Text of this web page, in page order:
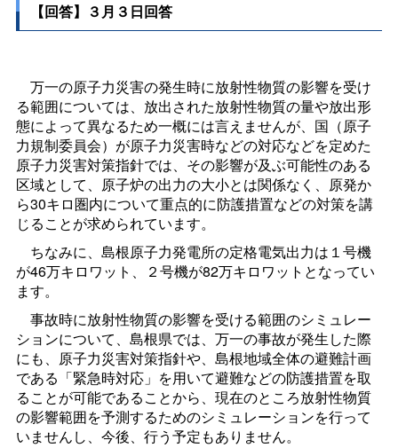
【回答】３月３日回答
万一の原子力災害の発生時に放射性物質の影響を受け
る範囲については、放出された放射性物質の量や放出形
態によって異なるため一概には言えませんが、国（原子
力規制委員会）が原子力災害時などの対応などを定めた
原子力災害対策指針では、その影響が及ぶ可能性のある
区域として、原子炉の出力の大小とは関係なく、原発か
ら30キロ圏内について重点的に防護措置などの対策を講
じることが求められています。
ちなみに、島根原子力発電所の定格電気出力は１号機
が46万キロワット、２号機が82万キロワットとなってい
ます。
事故時に放射性物質の影響を受ける範囲のシミュレー
ションについて、島根県では、万一の事故が発生した際
にも、原子力災害対策指針や、島根地域全体の避難計画
である「緊急時対応」を用いて避難などの防護措置を取
ることが可能であることから、現在のところ放射性物質
の影響範囲を予測するためのシミュレーションを行って
いませんし、今後、行う予定もありません。